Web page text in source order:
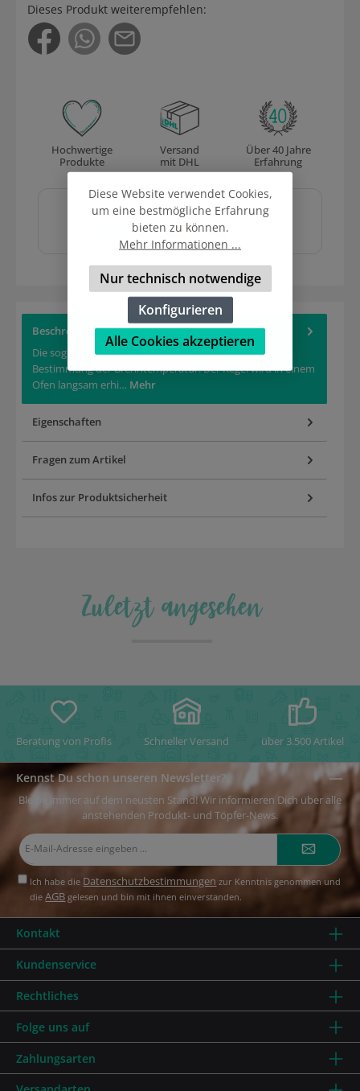
Dieses Produkt weiterempfehlen:
Hochwertige
Produkte
Versand
mit DHL
Über 40 Jahre
Erfahrung
Sicher und schnell
bezahlen mit
Beschreibung
Die sog. Segerkegel sind spezielle Prüfkörper zur
Bestimmung der Brenntemperatur. Der Kegel wird in einem
Ofen langsam erhi… Mehr
Eigenschaften
Fragen zum Artikel
Infos zur Produktsicherheit
Zuletzt angesehen
Beratung von Profis Schneller Versand über 3.500 Artikel
Kennst Du schon unseren Newsletter?
Bleibe immer auf dem neusten Stand! Wir informieren Dich über alle
anstehenden Produkt- und Töpfer-News.
Ich habe die Datenschutzbestimmungen zur Kenntnis genommen und
dieAGB gelesen und bin mit ihnen einverstanden.
Kundenservice
Rechtliches
Kontakt
Zahlungsarten
Folge uns auf
Diese Website verwendet Cookies,
um eine bestmögliche Erfahrung
bieten zu können.
Mehr Informationen ...
Nur technisch notwendige
Konfigurieren
Alle Cookies akzeptieren